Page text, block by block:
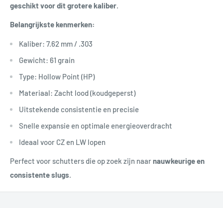
geschikt voor dit grotere kaliber
Belangrijkste kenmerken:
Kaliber: 7.62 mm / .303
Gewicht: 61 grain
Type: Hollow Point (HP)
Materiaal: Zacht lood (koudgeperst)
Uitstekende consistentie en precisie
Snelle expansie en optimale energieoverdracht
Ideaal voor CZ en LW lopen
Perfect voor schutters die op zoek zijn naarnauwkeurige en
consistente slugs.